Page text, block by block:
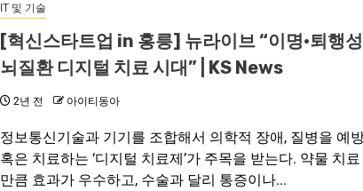
IT 및 기술
[혁신스타트업 in 홍릉] 뉴라이브 “이명·퇴행성
뇌질환 디지털 치료 시대” | KS News
2년 전 아이티동아
정보통신기술과 기기를 조합해서 의학적 장애, 질병을 예
혹은 치료하는 ‘디지털 치료제’가 주목을 받는다. 약물 치료
만큼 효과가 우수하고, 수술과 달리 통증이나...